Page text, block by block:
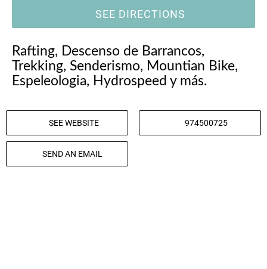
SEE DIRECTIONS
Rafting, Descenso de Barrancos,
Trekking, Senderismo, Mountian Bike,
Espeleologia, Hydrospeed y más.
SEE WEBSITE 974500725
SEND AN EMAIL